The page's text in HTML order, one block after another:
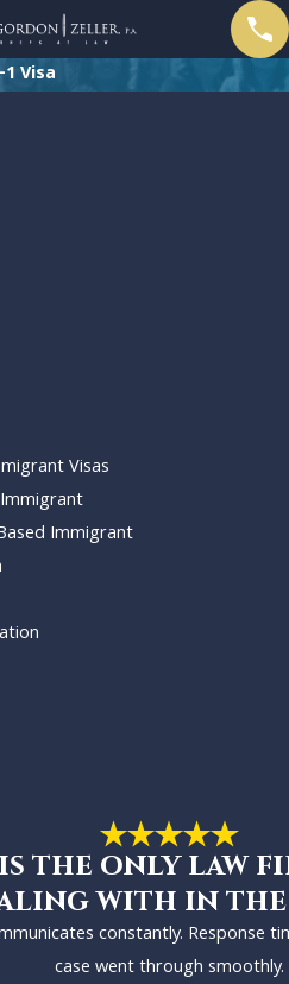
Visa
Visas
Immigrant
Immigrant
is the only law
with in
constantly. Response
case went through smoothly.